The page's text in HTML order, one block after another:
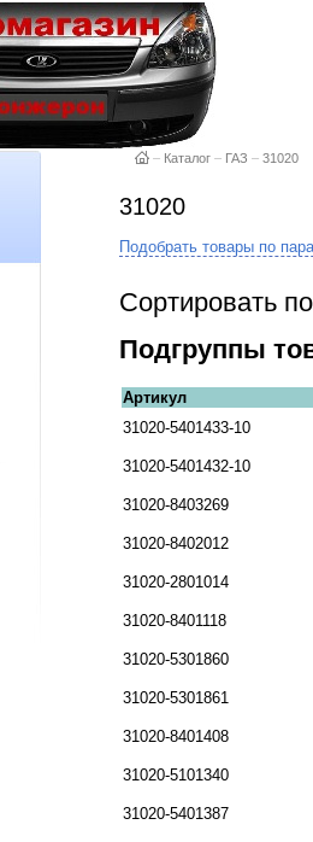
– Каталог – ГАЗ – 31020
31020
Подобрать товары по
Сортировать
Подгруппы
Артикул
31020-5401433-10
31020-5401432-10
31020-8403269
31020-8402012
31020-2801014
31020-8401118
31020-5301860
31020-5301861
31020-8401408
31020-5101340
31020-5401387